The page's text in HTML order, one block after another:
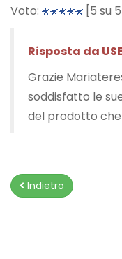
per
Bucato
Voto:
[5 su
Risposta da
Grazie
soddisfatto le
del prodotto che
Indietro